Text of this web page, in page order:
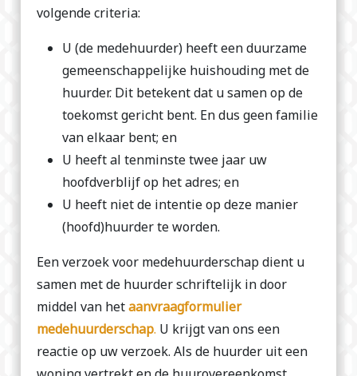
volgende criteria:
U (de medehuurder) heeft een duurzame
gemeenschappelijke huishouding met de
huurder. Dit betekent dat u samen op de
toekomst gericht bent. En dus geen familie
van elkaar bent; en
U heeft al tenminste twee jaar uw
hoofdverblijf op het adres; en
U heeft niet de intentie op deze manier
(hoofd)huurder te worden.
Een verzoek voor medehuurderschap dient u
samen met de huurder schriftelijk in door
middel van hetaanvraagformulier
medehuurderschap. U krijgt van ons een
reactie op uw verzoek. Als de huurder uit een